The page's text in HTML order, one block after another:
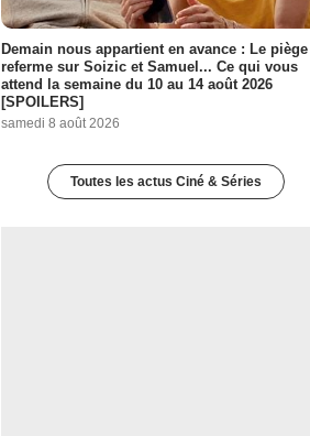
Demain nous appartient en avance : Le
referme sur Soizic et Samuel... Ce qui vous
attend la semaine du 10 au 14 août 2026
[SPOILERS]
samedi 8 août 2026
Toutes les actus Ciné & Séries